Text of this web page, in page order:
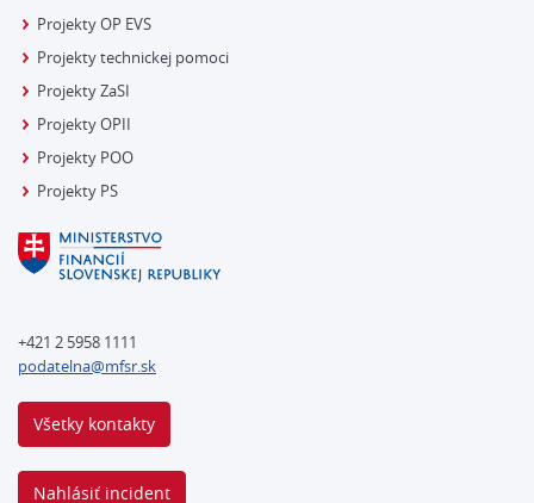
Projekty OP EVS
Projekty technickej pomoci
Projekty ZaSI
Projekty OPII
Projekty POO
Projekty PS
+421 2 5958 1111
podatelna@mfsr.sk
Všetky kontakty
Nahlásiť incident